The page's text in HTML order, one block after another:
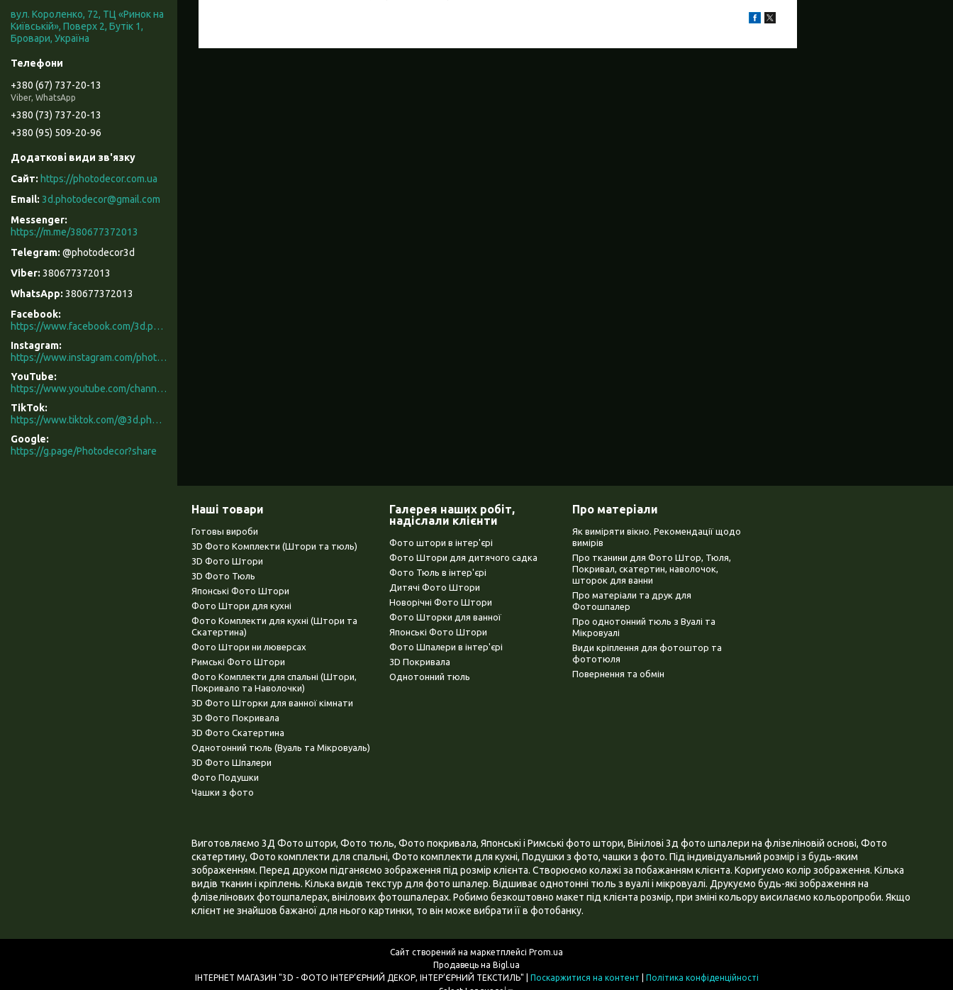
вул. Короленко, 72, ТЦ «Ринок на
Київській», Поверх 2, Бутік 1,
Бровари, Україна
+380 (67) 737-20-13
Viber, WhatsApp
+380 (73) 737-20-13
+380 (95) 509-20-96
https://photodecor.com.ua
3d.photodecor@gmail.com
https://m.me/380677372013
@photodecor3d
380677372013
380677372013
Facebook
https://www.facebook.com/3d.photodecor/
Instagram
https://www.instagram.com/photodecor.com.ua/
YouTube
https://www.youtube.com/channel/UCXCUerfqRY1Pw7-IptdbqyA/videos
TikTok
https://www.tiktok.com/@3d.photodecor?is_from_webapp=1&sender_device=pc
Google
https://g.page/Photodecor?share
Наші товари
Готовы вироби
3D Фото Комплекти (Штори та тюль)
3D Фото Штори
3D Фото Тюль
Японські Фото Штори
Фото Штори для кухні
Фото Комплекти для кухні (Штори та
Скатертина)
Фото Штори ни люверсах
Римські Фото Штори
Фото Комплекти для спальні (Штори,
Покривало та Наволочки)
3D Фото Шторки для ванної кімнати
3D Фото Покривала
3D Фото Скатертина
Однотонний тюль (Вуаль та Мікровуаль)
3D Фото Шпалери
Фото Подушки
Чашки з фото
Галерея наших робіт,
надіслали клієнти
Фото штори в інтер'єрі
Фото Штори для дитячого садка
Фото Тюль в інтер'єрі
Дитячі Фото Штори
Новорічні Фото Штори
Фото Шторки для ванної
Японські Фото Штори
Фото Шпалери в інтер'єрі
3D Покривала
Однотонний тюль
Про матеріали
Як виміряти вікно. Рекомендації щодо
вимірів
Про тканини для Фото Штор, Тюля,
Покривал, скатертин, наволочок,
шторок для ванни
Про матеріали та друк для
Фотошпалер
Про однотонний тюль з Вуалі та
Мікровуалі
Види кріплення для фотоштор та
фототюля
Повернення та обмін
Виготовляємо 3Д Фото штори, Фото тюль, Фото покривала, Японські і Римські фото штори, Вінілові 3д фото шпалери на флізеліновій основі, Фото
скатертину, Фото комплекти для спальні, Фото комплекти для кухні, Подушки з фото, чашки з фото. Під індивідуальний розмір і з будь-яким
зображенням. Перед друком підганяємо зображення під розмір клієнта. Створюємо колажі за побажанням клієнта. Коригуємо колір зображення. Кілька
видів тканин і кріплень. Кілька видів текстур для фото шпалер. Відшиває однотонні тюль з вуалі і мікровуалі. Друкуємо будь-які зображення на
флізелінових фотошпалерах, вінілових фотошпалерах. Робимо безкоштовно макет під клієнта розмір, при зміні кольору висилаємо кольоропроби. Якщо
клієнт не знайшов бажаної для нього картинки, то він може вибрати її в фотобанку.
Сайт створений на маркетплейсі Prom.ua
Продавець на Bigl.ua
Поскаржитися на контент
Політика конфіденційності